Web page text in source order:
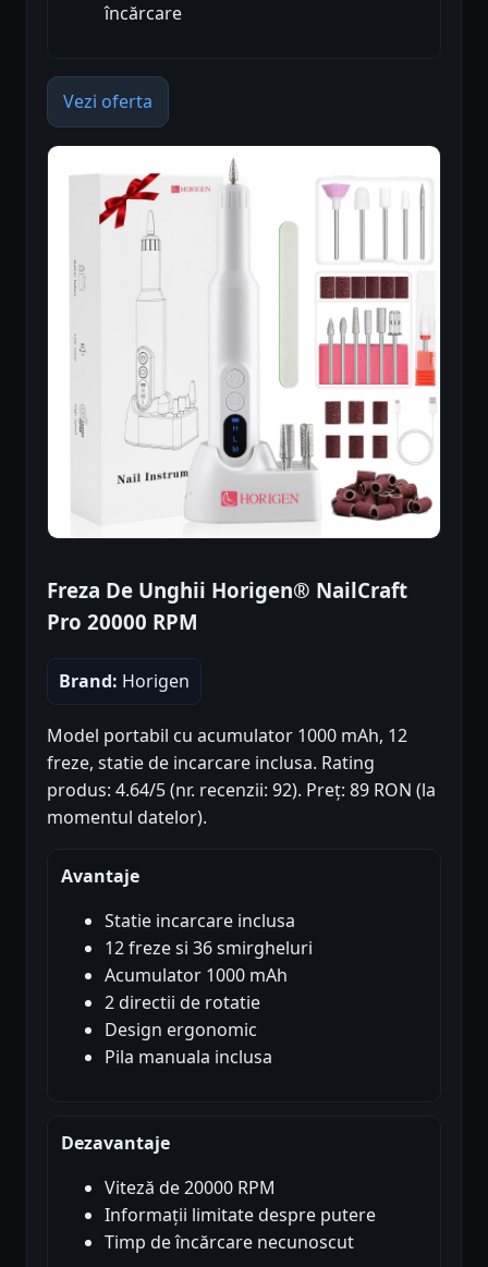
încărcare
Vezi oferta
Freza De Unghii Horigen® NailCraft
Pro 20000 RPM
Brand: Horigen
Model portabil cu acumulator 1000 mAh, 12
freze, statie de incarcare inclusa. Rating
produs: 4.64/5 (nr. recenzii: 92). Preț: 89 RON (la
momentul datelor).
Avantaje
Statie incarcare inclusa
12 freze si 36 smirgheluri
Acumulator 1000 mAh
2 directii de rotatie
Design ergonomic
Pila manuala inclusa
Dezavantaje
Viteză de 20000 RPM
Informații limitate despre putere
Timp de încărcare necunoscut